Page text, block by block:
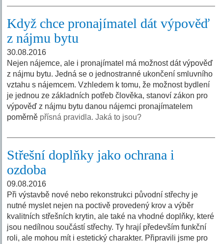
Když chce pronajímatel dát výpověď
z nájmu bytu
30.08.2016
Nejen nájemce, ale i pronajímatel má možnost dát výpověď
z nájmu bytu. Jedná se o jednostranné ukončení smluvního
vztahu s nájemcem. Vzhledem k tomu, že možnost bydlení
je jednou ze základních potřeb člověka, stanoví zákon pro
výpověď z nájmu bytu danou nájemci pronajímatelem
poměrně přísná pravidla. Jaká to jsou?
Střešní doplňky jako ochrana i
ozdoba
09.08.2016
Při výstavbě nové nebo rekonstrukci původní střechy je
nutné myslet nejen na poctivě provedený krov a výběr
kvalitních střešních krytin, ale také na vhodné doplňky, které
jsou nedílnou součástí střechy. Ty hrají především funkční
roli, ale mohou mít i estetický charakter. Připravili jsme pro